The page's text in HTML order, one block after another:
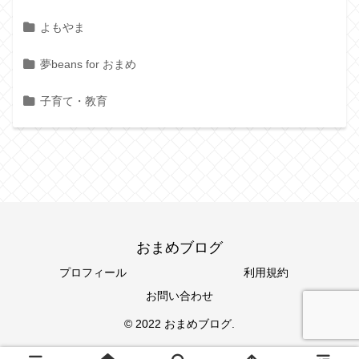
よもやま
夢beans for おまめ
子育て・教育
おまめブログ
プロフィール
利用規約
お問い合わせ
© 2022 おまめブログ.